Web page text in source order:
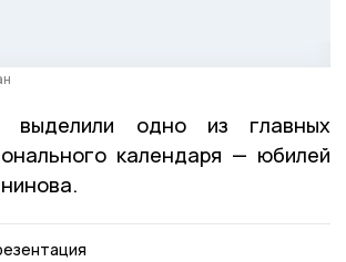
выделили одно из главных
календаря — юбилей